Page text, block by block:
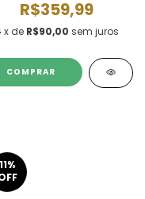
R$359,99
x de R$90,00 sem juros
11%